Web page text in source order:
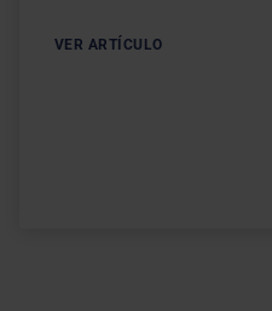
VER ARTÍCULO